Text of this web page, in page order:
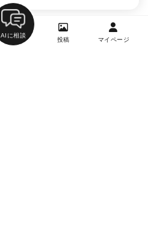
AIに相談
投稿 マイページ